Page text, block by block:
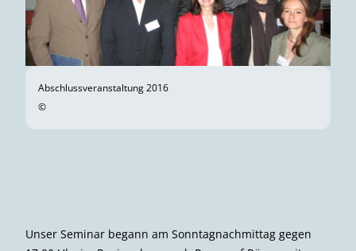
Abschlussveranstaltung 2016
©
Unser Seminar begann am Sonntagnachmittag gegen